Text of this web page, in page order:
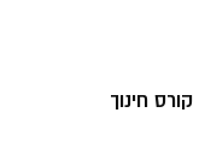
קורס חינוך